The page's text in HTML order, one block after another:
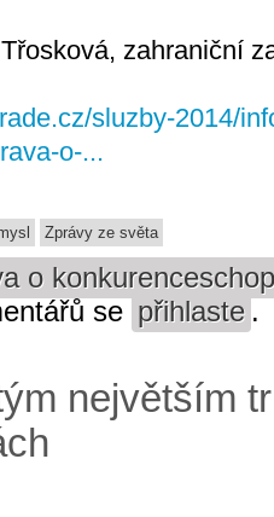
zahraniční
sluzby-2014/
o-...
Zprávy ze světa
o
se přihlaste .
největším